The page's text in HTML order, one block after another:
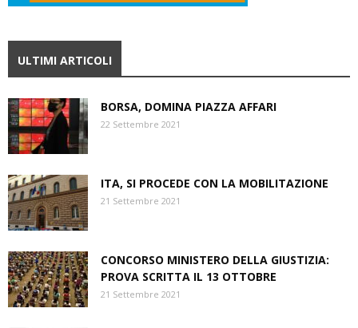
ULTIMI ARTICOLI
BORSA, DOMINA PIAZZA AFFARI
22 Settembre 2021
ITA, SI PROCEDE CON LA MOBILITAZIONE
21 Settembre 2021
CONCORSO MINISTERO DELLA GIUSTIZIA:
PROVA SCRITTA IL 13 OTTOBRE
21 Settembre 2021